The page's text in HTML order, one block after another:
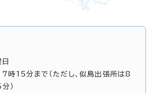
15分まで（ただし、似島出張所は8
）